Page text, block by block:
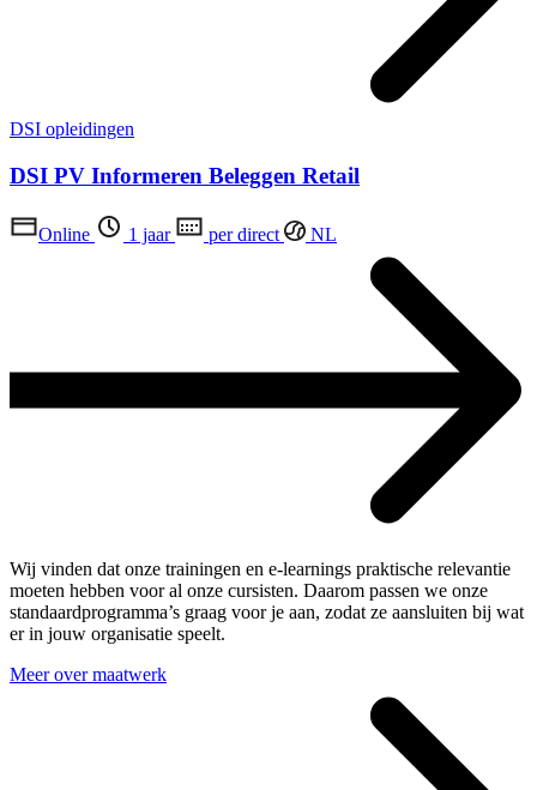
DSI opleidingen
DSI PV Informeren Beleggen Retail
Online 1 jaar per direct NL
Wij vinden dat onze trainingen en e-learnings praktische relevantie
moeten hebben voor al onze cursisten. Daarom passen we onze
standaardprogramma’s graag voor je aan, zodat ze aansluiten bij wat
er in jouw organisatie speelt.
Meer over maatwerk